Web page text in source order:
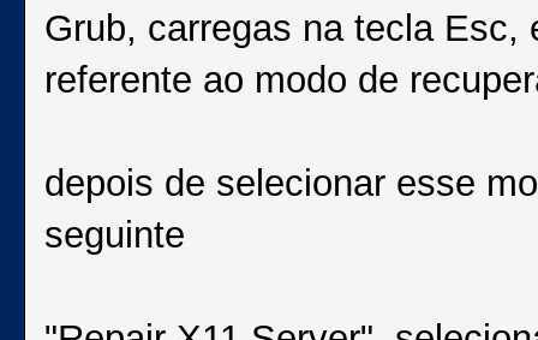
Grub, carregas na tecla Esc,
referente ao modo de
depois de selecionar esse
seguinte